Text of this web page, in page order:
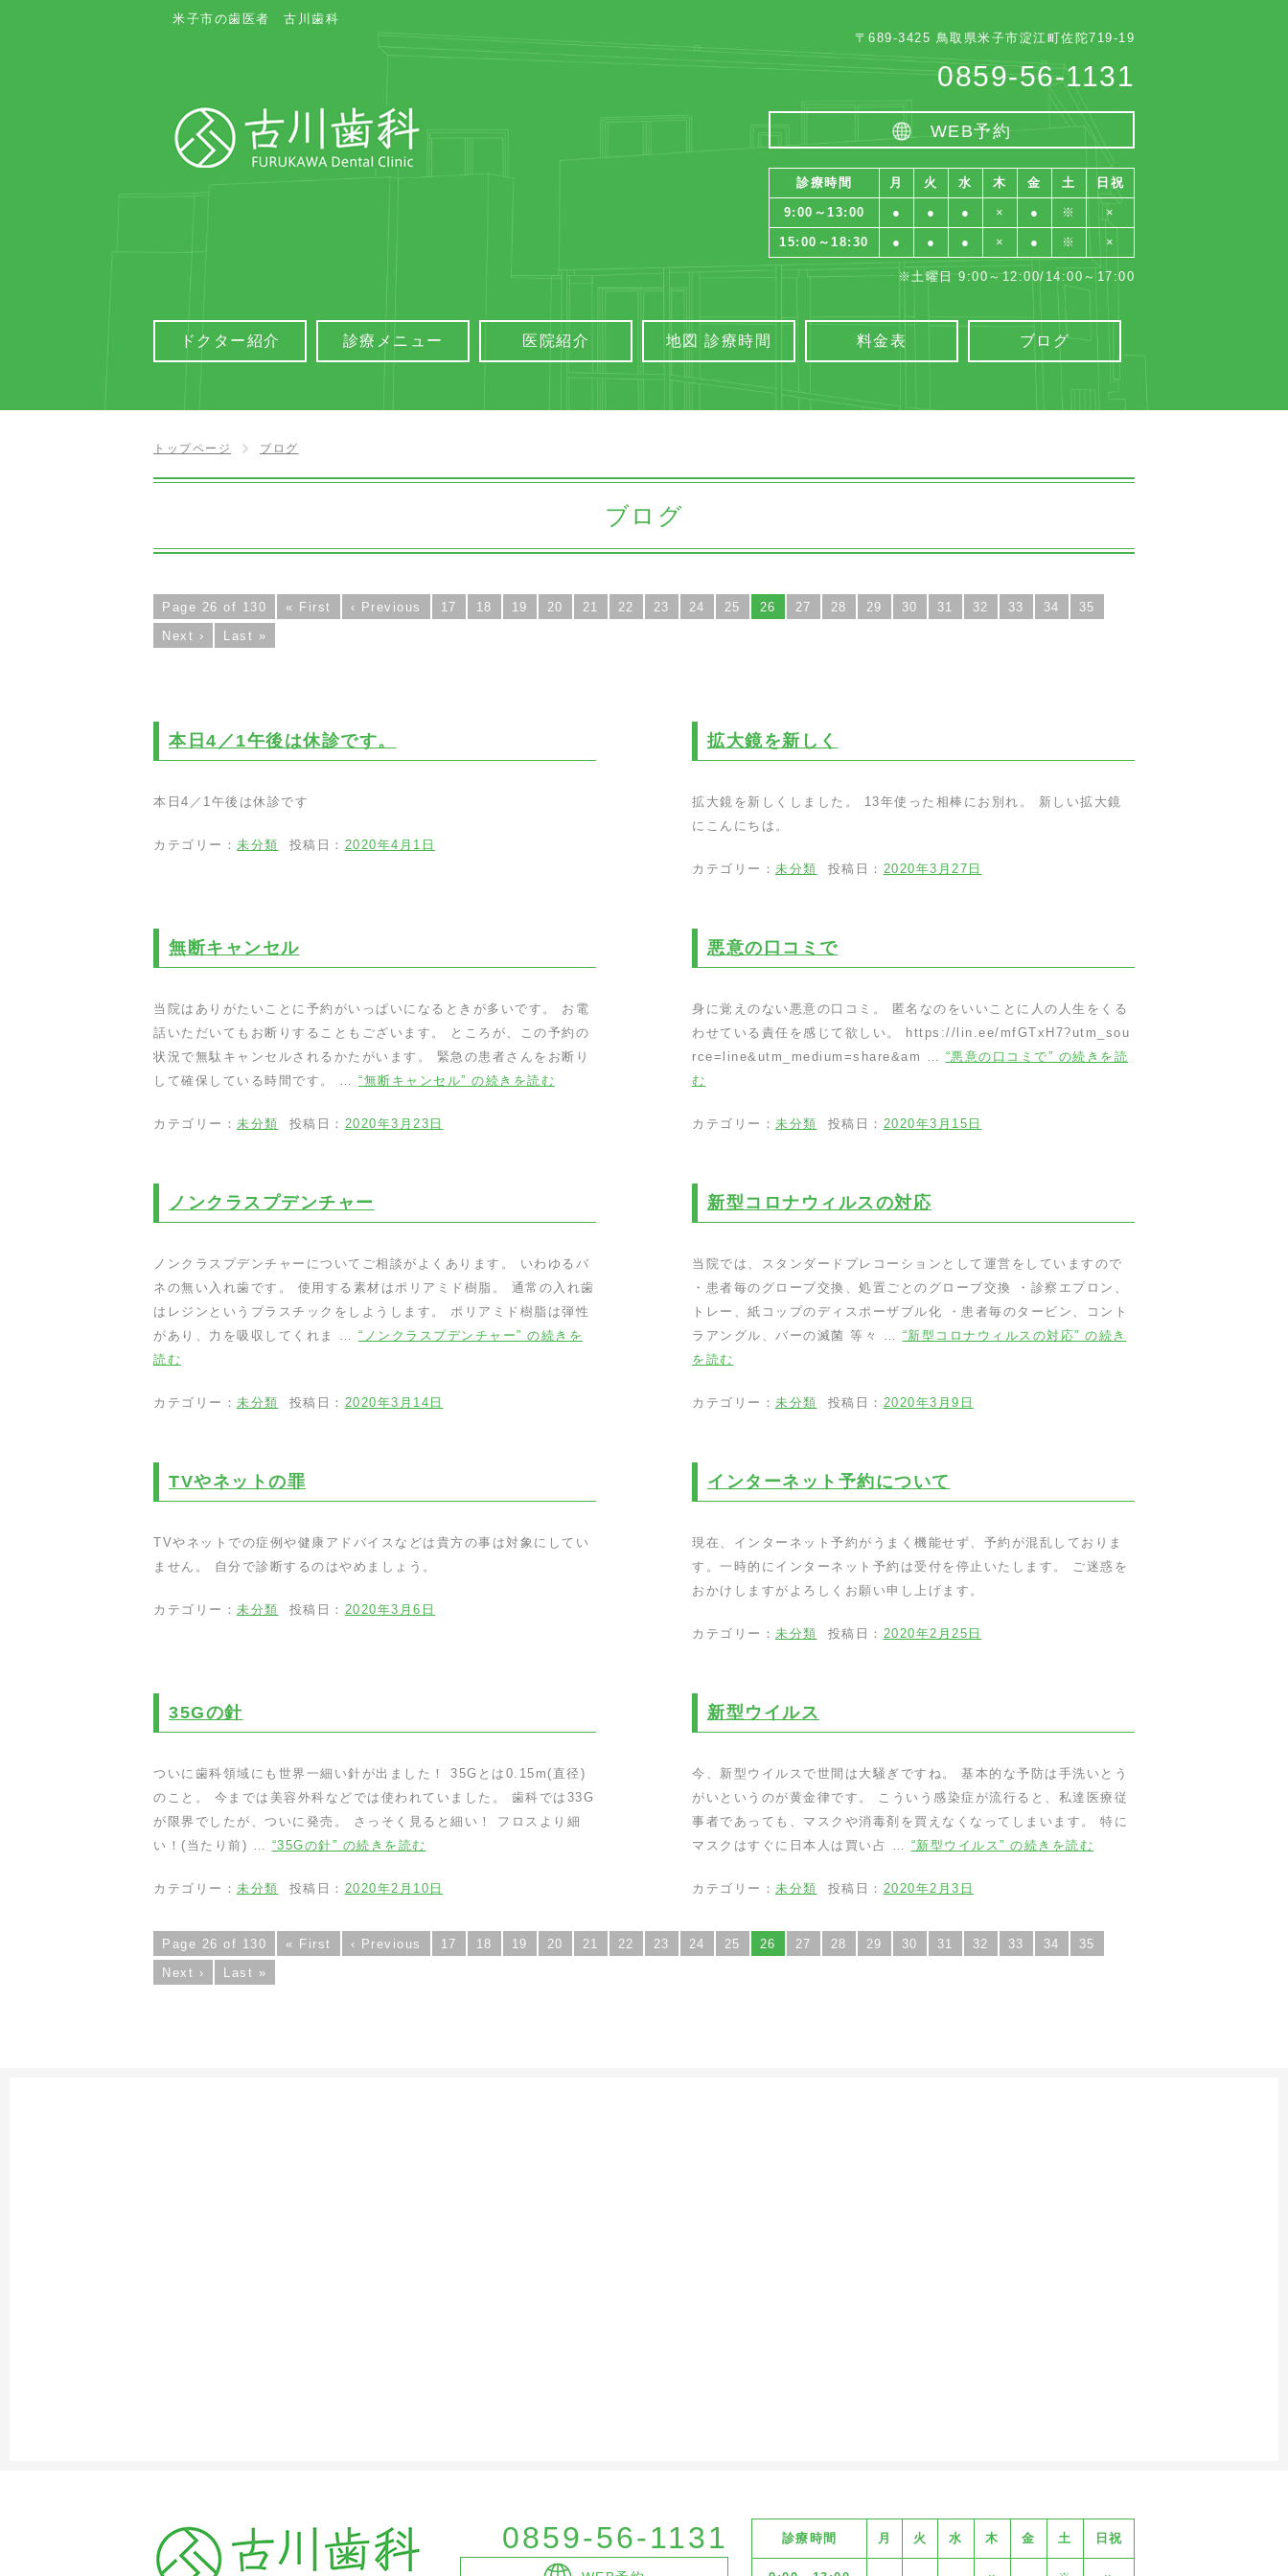
米子市の歯医者 古川歯科
〒689-3425 鳥取県米子市淀江町佐陀719-19
0859-56-1131
WEB予約
診療時間 月 火 水 木 金 土 日祝
9:00～13:00 ● ● ● × ● ※ ×
15:00～18:30 ● ● ● × ● ※ ×
※土曜日 9:00～12:00/14:00～17:00
ドクター紹介 診療メニュー 医院紹介 地図 診療時間 料金表 ブログ
トップページ ブログ
ブログ
Page 26 of 130 « First ‹ Previous 17 18 19 20 21 22 23 24 25 26 27 28 29 30 31 32 33 34
35
Next ›
Last »
本日4／1午後は休診です。
本日4／1午後は休診です
カテゴリー： 未分類 投稿日： 2020年4月1日
拡大鏡を新しく
拡大鏡を新しくしました。 13年使った相棒にお別れ。 新しい拡大鏡
にこんにちは。
カテゴリー： 未分類 投稿日： 2020年3月27日
無断キャンセル
当院はありがたいことに予約がいっぱいになるときが多いです。 お電
話いただいてもお断りすることもございます。 ところが、この予約の
状況で無駄キャンセルされるかたがいます。 緊急の患者さんをお断り
して確保している時間です。 … “無断キャンセル” の続きを読む
カテゴリー： 未分類 投稿日： 2020年3月23日
悪意の口コミで
身に覚えのない悪意の口コミ。 匿名なのをいいことに人の人生をくる
わせている責任を感じて欲しい。 https://lin.ee/mfGTxH7?utm_sou
rce=line&utm_medium=share&am … “悪意の口コミで” の続きを読
む
カテゴリー： 未分類 投稿日： 2020年3月15日
ノンクラスプデンチャー
ノンクラスプデンチャーについてご相談がよくあります。 いわゆるバ
ネの無い入れ歯です。 使用する素材はポリアミド樹脂。 通常の入れ歯
はレジンというプラスチックをしようします。 ポリアミド樹脂は弾性
があり、力を吸収してくれま … “ノンクラスプデンチャー” の続きを
読む
カテゴリー： 未分類 投稿日： 2020年3月14日
新型コロナウィルスの対応
当院では、スタンダードプレコーションとして運営をしていますので
・患者毎のグローブ交換、処置ごとのグローブ交換 ・診察エプロン、
トレー、紙コップのディスポーザブル化 ・患者毎のタービン、コント
ラアングル、バーの滅菌 等々 … “新型コロナウィルスの対応” の続き
を読む
カテゴリー： 未分類 投稿日： 2020年3月9日
TVやネットの罪
TVやネットでの症例や健康アドバイスなどは貴方の事は対象にしてい
ません。 自分で診断するのはやめましょう。
カテゴリー： 未分類 投稿日： 2020年3月6日
インターネット予約について
現在、インターネット予約がうまく機能せず、予約が混乱しておりま
す。一時的にインターネット予約は受付を停止いたします。 ご迷惑を
おかけしますがよろしくお願い申し上げます。
カテゴリー： 未分類 投稿日： 2020年2月25日
35Gの針
ついに歯科領域にも世界一細い針が出ました！ 35Gとは0.15m(直径)
のこと。 今までは美容外科などでは使われていました。 歯科では33G
が限界でしたが、ついに発売。 さっそく見ると細い！ フロスより細
い！(当たり前) … “35Gの針” の続きを読む
カテゴリー： 未分類 投稿日： 2020年2月10日
新型ウイルス
今、新型ウイルスで世間は大騒ぎですね。 基本的な予防は手洗いとう
がいというのが黄金律です。 こういう感染症が流行ると、私達医療従
事者であっても、マスクや消毒剤を買えなくなってしまいます。 特に
マスクはすぐに日本人は買い占 … “新型ウイルス” の続きを読む
カテゴリー： 未分類 投稿日： 2020年2月3日
Page 26 of 130 « First ‹ Previous 17 18 19 20 21 22 23 24 25 26 27 28 29 30 31 32 33 34
35
Next ›
Last »
0859-56-1131 診療時間 月 火 水 木 金 土 日祝